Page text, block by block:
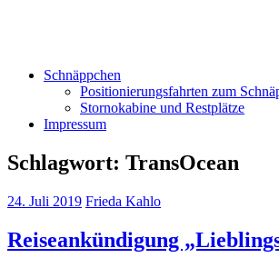
Schnäppchen
Positionierungsfahrten zum
Stornokabine und Restplätze
Impressum
Schlagwort: TransOcean
24. Juli 2019 Frieda Kahlo
Reiseankündigung